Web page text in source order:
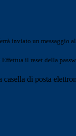
inviato un messaggio
il reset della
di posta